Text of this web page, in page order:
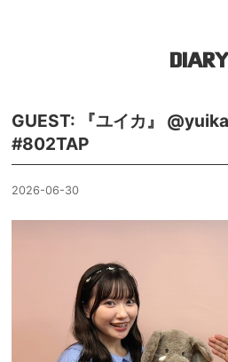
DIARY
GUEST: 『ユイカ』
#802TAP
2026-06-30